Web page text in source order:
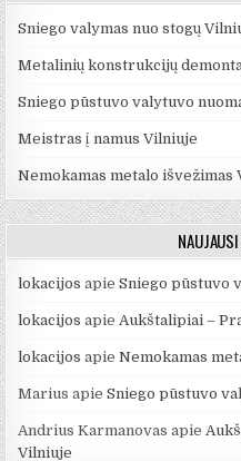
Sniego valymas nuo stogų
Metalinių konstrukcijų
Sniego pūstuvo valytuvo
Meistras į namus Vilniuje
Nemokamas metalo išvežimas
lokacijos apieSniego pūstuvo
lokacijos apieAukštalipiai –
lokacijos apieNemokamas
Marius apieSniego pūstuvo
Andrius Karmanovas apie
Vilniuje